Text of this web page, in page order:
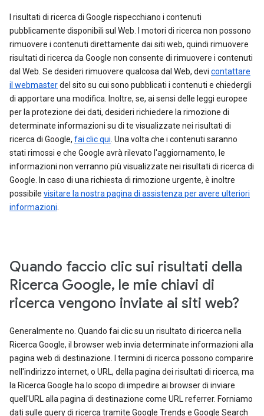
I risultati di ricerca di Google rispecchiano i contenuti
pubblicamente disponibili sul Web. I motori di ricerca non possono
rimuovere i contenuti direttamente dai siti web, quindi rimuovere
risultati di ricerca da Google non consente di rimuovere i contenuti
dal Web. Se desideri rimuovere qualcosa dal Web, devi contattare
il webmasterdel sito su cui sono pubblicati i contenuti e chiedergli
di apportare una modifica. Inoltre, se, ai sensi delle leggi europee
per la protezione dei dati, desideri richiedere la rimozione di
determinate informazioni su di te visualizzate nei risultati di
ricerca di Google, fai clic qui . Una volta che i contenuti saranno
stati rimossi e che Google avrà rilevato l'aggiornamento, le
informazioni non verranno più visualizzate nei risultati di ricerca di
Google. In caso di una richiesta di rimozione urgente, è inoltre
possibile visitare la nostra pagina di assistenza per avere ulteriori
informazioni
Quando faccio clic sui risultati della
Ricerca Google, le mie chiavi di
ricerca vengono inviate ai siti web?
Generalmente no. Quando fai clic su un risultato di ricerca nella
Ricerca Google, il browser web invia determinate informazioni alla
pagina web di destinazione. I termini di ricerca possono comparire
nell'indirizzo internet, o URL, della pagina dei risultati di ricerca, ma
la Ricerca Google ha lo scopo di impedire ai browser di inviare
quell'URL alla pagina di destinazione come URL referrer. Forniamo
dati sulle query di ricerca tramite Google Trends e Google Search